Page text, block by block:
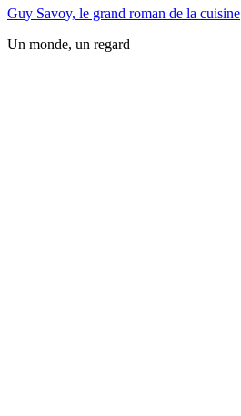
Guy Savoy, le grand roman de la cuisine
Un monde, un regard